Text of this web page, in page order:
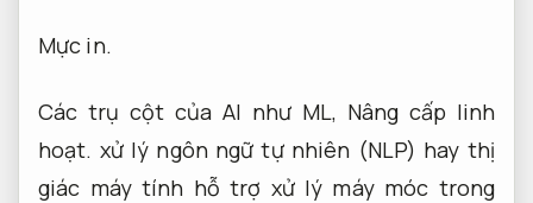
Mực in.
Các trụ cột của AI như ML, Nâng cấp linh
hoạt. xử lý ngôn ngữ tự nhiên (NLP) hay thị
giác máy tính hỗ trợ xử lý máy móc trong